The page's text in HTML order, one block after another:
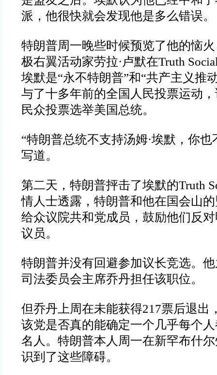
派，他很快就会发现他是多么错误。
特朗普周一晚些时候预览了他的恼
极右翼活动家劳拉· 卢默在Truth
埃默是“永不特朗普”和“共产主义推
与了十多年前的全国人民投票运动
民众投票选举美国总统。
“特朗普总统不支持汤姆·埃默，你也
写道。
第二天，特朗普抨击了埃默的Truth
情人士透露，特朗普和他在国会山
给众议院共和党成员，鼓励他们反
议员。
特朗普并没有回避参加议长竞选。
司法委员会主席乔丹担任该职位。
但乔丹上周在未能获得217票后退出
该党是否真的能确定一个几乎每个
名人。特朗普本人周一在新罕布什
识到了这些障碍。